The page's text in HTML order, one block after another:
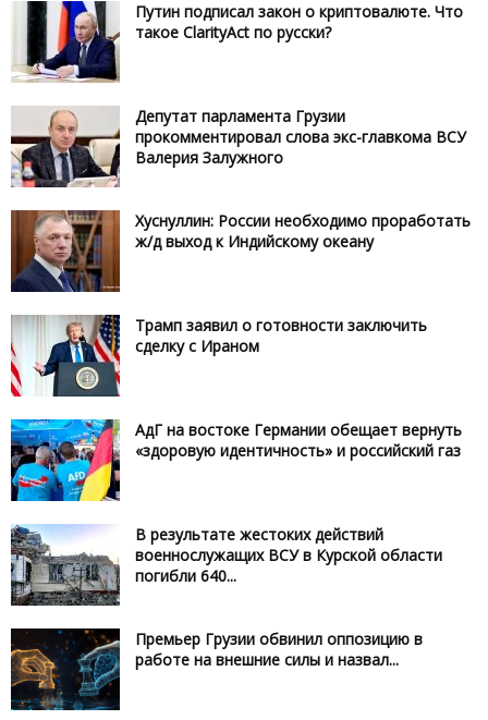
Путин подписал закон о криптовалюте. Что
такое ClarityAct по русски?
Депутат парламента Грузии
прокомментировал слова экс-главкома ВСУ
Валерия Залужного
Хуснуллин: России необходимо проработать
ж/д выход к Индийскому океану
Трамп заявил о готовности заключить
сделку с Ираном
АдГ на востоке Германии обещает вернуть
«здоровую идентичность» и российский газ
В результате жестоких действий
военнослужащих ВСУ в Курской области
погибли 640...
Премьер Грузии обвинил оппозицию в
работе на внешние силы и назвал...